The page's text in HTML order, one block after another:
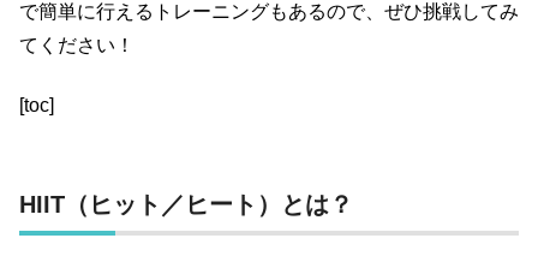
で簡単に行えるトレーニングもあるので、ぜひ挑戦してみ
てください！
[toc]
HIIT （ヒット／ヒート）とは？